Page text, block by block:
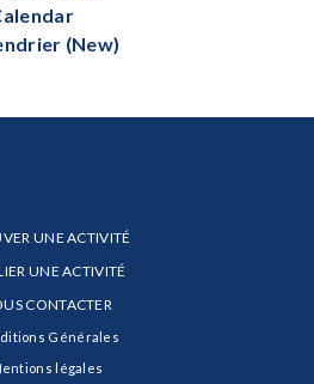
(New)
UNE ACTIVITÉ
UNE ACTIVITÉ
CONTACTER
Générales
légales